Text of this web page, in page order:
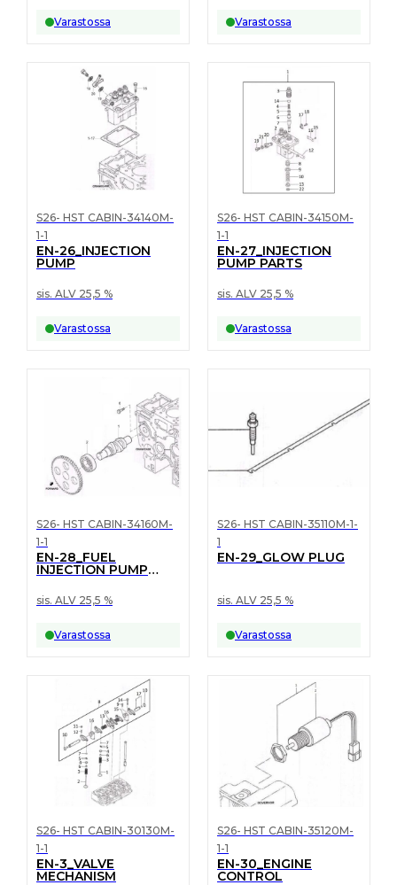
Varastossa Varastossa
S26- HST CABIN-34140M-
1-1
EN-26_INJECTION
PUMP
sis. ALV 25,5 %
Varastossa
S26- HST CABIN-34150M-
1-1
EN-27_INJECTION
PUMP PARTS
sis. ALV 25,5 %
Varastossa
S26- HST CABIN-34160M-
1-1
EN-28_FUEL
INJECTION PUMP
sis. ALV 25,5 %
Varastossa
S26- HST CABIN-35110M-1-
1
EN-29_GLOW PLUG
sis. ALV 25,5 %
Varastossa
S26- HST CABIN-30130M-
1-1
EN-3_VALVE
MECHANISM
S26- HST CABIN-35120M-
1-1
EN-30_ENGINE
CONTROL